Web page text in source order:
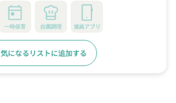
一時保育 自園調理 連絡アプリ
気になるリストに追加する